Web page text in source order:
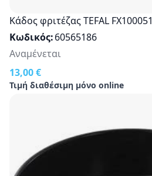
Κάδος φριτέζας TEFAL FX100051
Κωδικός 60565186
13,00 €
Τιμή διαθέσιμη μόνο online
Αναμένεται